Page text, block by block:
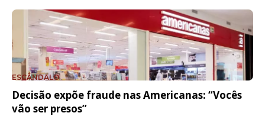
ESCÂNDALO
Decisão expõe fraude nas Americanas: “Vocês
vão ser presos”